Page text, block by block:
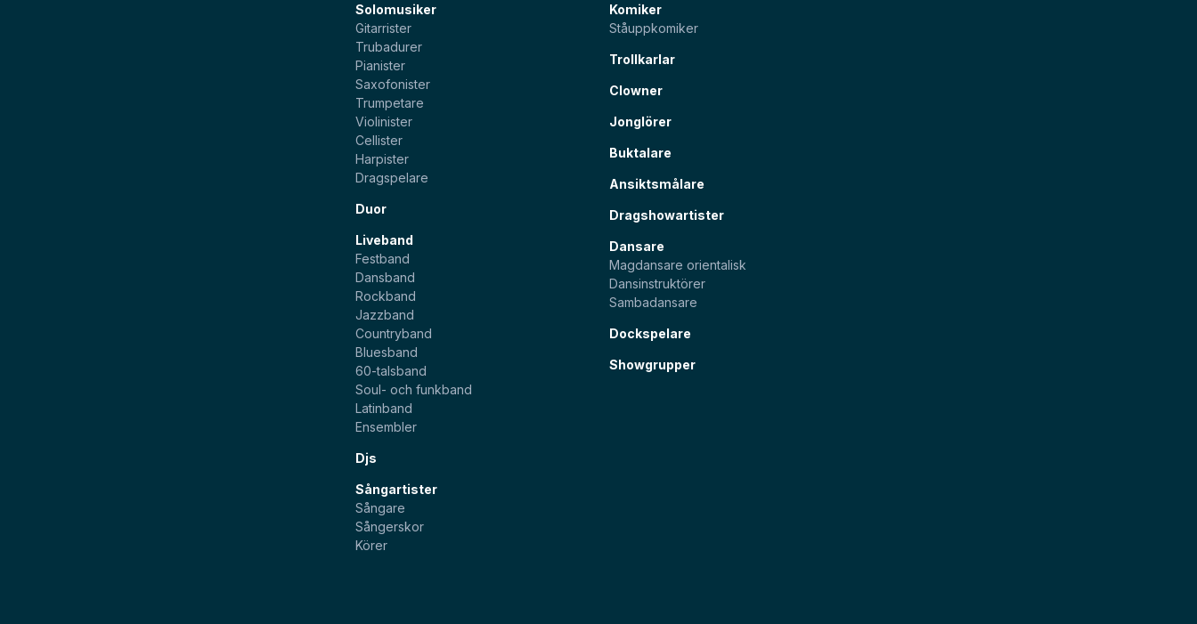
Solomusiker
Gitarrister
Trubadurer
Pianister
Saxofonister
Trumpetare
Violinister
Cellister
Harpister
Dragspelare
Duor
Liveband
Festband
Dansband
Rockband
Jazzband
Countryband
Bluesband
60-talsband
Soul- och funkband
Latinband
Ensembler
Djs
Sångartister
Sångare
Sångerskor
Körer
Komiker
Ståuppkomiker
Trollkarlar
Clowner
Jonglörer
Buktalare
Ansiktsmålare
Dragshowartister
Dansare
Magdansare orientalisk
Dansinstruktörer
Sambadansare
Dockspelare
Showgrupper